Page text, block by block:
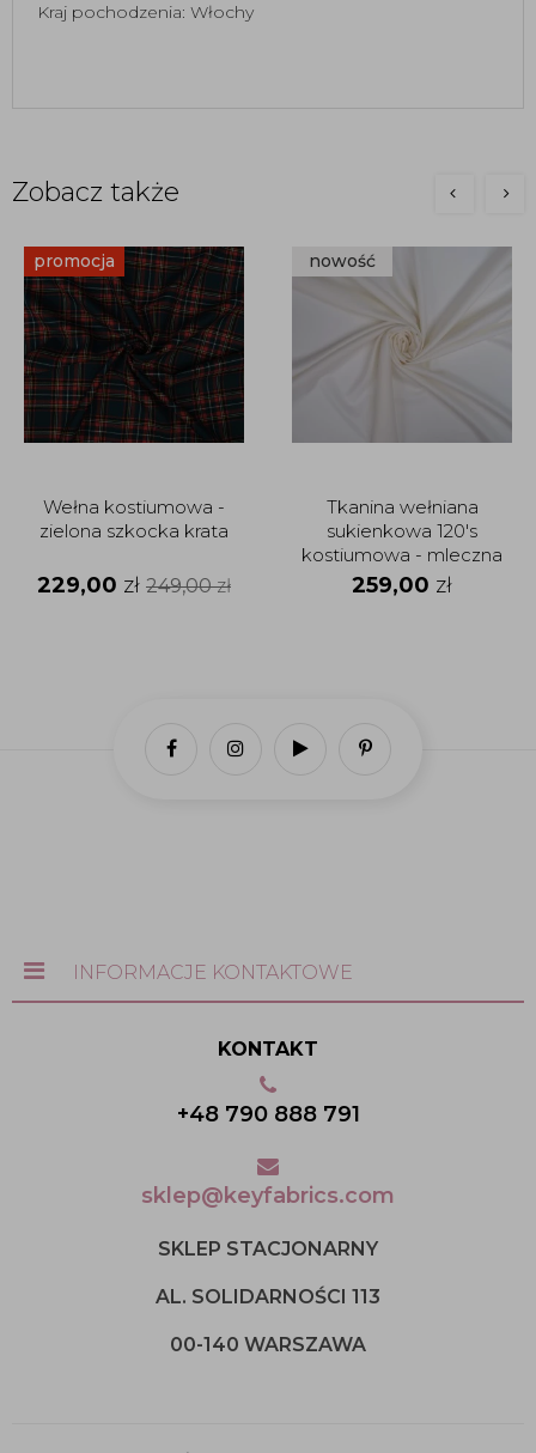
Kraj pochodzenia: Włochy
Zobacz także
promocja
Wełna kostiumowa -
zielona szkocka krata
229,00 zł 249,00zł
nowość
Tkanina wełniana
sukienkowa 120's
kostiumowa - mleczna
bieł
259,00 zł
INFORMACJE KONTAKTOWE
KONTAKT
+48 790 888 791
sklep@keyfabrics.com
SKLEP STACJONARNY
AL. SOLIDARNOŚCI 113
00-140 WARSZAWA